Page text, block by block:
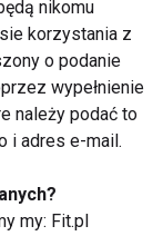
nikomu
korzystania z
o podanie
wypełnienie
należy podać to
i adres e-mail.
my: Fit.pl